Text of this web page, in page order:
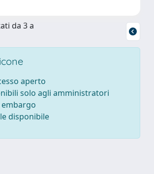
da 3 a
aperto
solo agli amministratori
disponibile